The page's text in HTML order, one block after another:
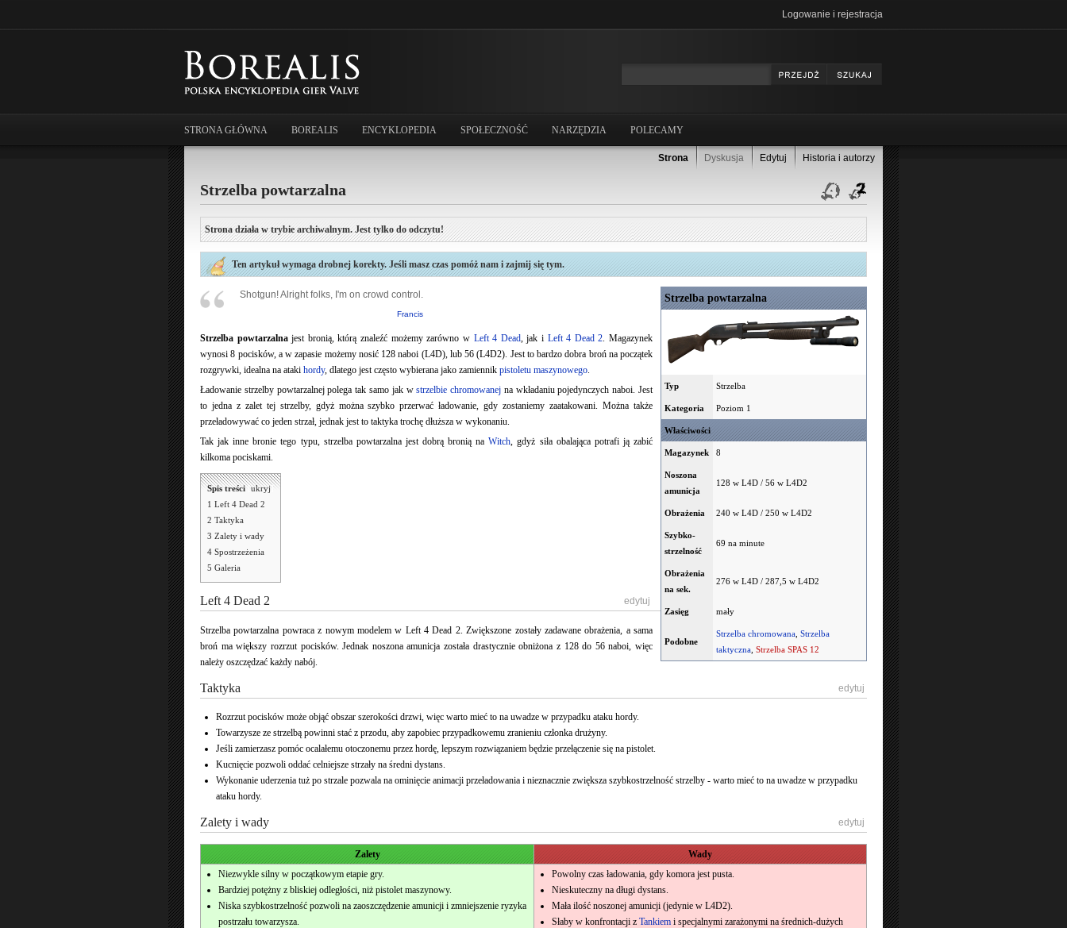
Logowanie i rejestracja
STRONA GŁÓWNA BOREALIS ENCYKLOPEDIA SPOŁECZNOŚĆ NARZĘDZIA POLECAMY
Strona Dyskusja Edytuj Historia i autorzy
Strzelba powtarzalna
Strona działa w trybie archiwalnym. Jest tylko do odczytu!
Ten artykuł wymaga drobnej korekty. Jeśli masz czas pomóż nam i zajmij się tym.
Strzelba powtarzalna
Typ Strzelba
Kategoria Poziom 1
Właściwości
Magazynek 8
Noszona
amunicja
128 w L4D / 56 w L4D2
Obrażenia 240 w L4D / 250 w L4D2
Szybko-
strzelność
69 na minute
Obrażenia
na sek.
276 w L4D / 287,5 w L4D2
Zasięg mały
Podobne
Strzelba chromowana Strzelba
taktyczna Strzelba SPAS 12
Shotgun! Alright folks, I'm on crowd control.
Francis
Strzelba powtarzalnajest bronią, którą znaleźć możemy zarówno w Left 4 Dead, jak i Left 4 Dead 2. Magazynek
wynosi 8 pocisków, a w zapasie możemy nosić 128 naboi (L4D), lub 56 (L4D2). Jest to bardzo dobra broń na początek
rozgrywki, idealna na ataki hordy, dlatego jest często wybierana jako zamiennik pistoletu maszynowego.
Ładowanie strzelby powtarzalnej polega tak samo jak wstrzelbie chromowanej na wkładaniu pojedynczych naboi. Jest
to jedna z zalet tej strzelby, gdyż można szybko przerwać ładowanie, gdy zostaniemy zaatakowani. Można także
przeładowywać co jeden strzał, jednak jest to taktyka trochę dłuższa w wykonaniu.
Tak jak inne bronie tego typu, strzelba powtarzalna jest dobrą bronią naWitch, gdyż siła obalająca potrafi ją zabić
kilkoma pociskami.
Spis treści [ukryj]
1 Left 4 Dead 2
2 Taktyka
3 Zalety i wady
4 Spostrzeżenia
5 Galeria
edytuj
Left 4 Dead 2
Strzelba powtarzalna powraca z nowym modelem w Left 4 Dead 2. Zwiększone zostały zadawane obrażenia, a sama
broń ma większy rozrzut pocisków. Jednak noszona amunicja została drastycznie obniżona z 128 do 56 naboi, więc
należy oszczędzać każdy nabój.
edytuj
Taktyka
Rozrzut pocisków może objąć obszar szerokości drzwi, więc warto mieć to na uwadze w przypadku ataku hordy.
Towarzysze ze strzelbą powinni stać z przodu, aby zapobiec przypadkowemu zranieniu członka drużyny.
Jeśli zamierzasz pomóc ocalałemu otoczonemu przez hordę, lepszym rozwiązaniem będzie przełączenie się na pistolet.
Kucnięcie pozwoli oddać celniejsze strzały na średni dystans.
Wykonanie uderzenia tuż po strzale pozwala na ominięcie animacji przeładowania i nieznacznie zwiększa szybkostrzelność strzelby - warto mieć to na uwadze w przypadku
ataku hordy.
edytuj
Zalety i wady
Zalety
Wady
Niezwykle silny w początkowym etapie gry.
Bardziej potężny z bliskiej odległości, niż pistolet maszynowy.
Niska szybkostrzelność pozwoli na zaoszczędzenie amunicji i zmniejszenie ryzyka
postrzału towarzysza.
Powolny czas ładowania, gdy komora jest pusta.
Nieskuteczny na długi dystans.
Mała ilość noszonej amunicji (jedynie w L4D2).
Słaby w konfrontacji zTankiem i specjalnymi zarażonymi na średnich-dużych